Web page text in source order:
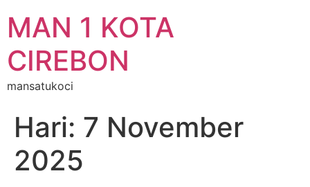
MAN 1 KOTA
CIREBON
mansatukoci
Hari: 7 November
2025